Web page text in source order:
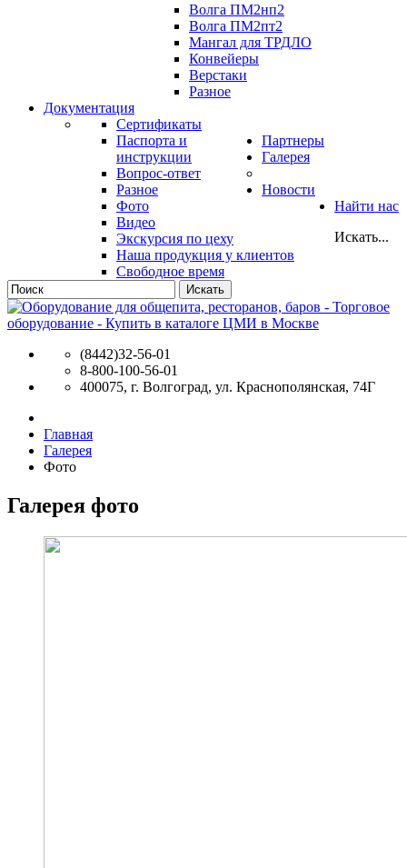
Волга ПМ2нп2
Волга ПМ2пт2
Мангал для ТРДЛО
Конвейеры
Верстаки
Разное
Документация
Сертификаты
Паспорта и
инструкции
Вопрос-ответ
Разное
Партнеры
Галерея
Фото
Видео
Экскурсия по цеху
Наша продукция у клиентов
Свободное время
Новости
Найти нас
Искать...
Искать
(8442)32-56-01
8-800-100-56-01
400075, г. Волгоград, ул. Краснополянская, 74Г
Главная
Галерея
Фото
Галерея фото